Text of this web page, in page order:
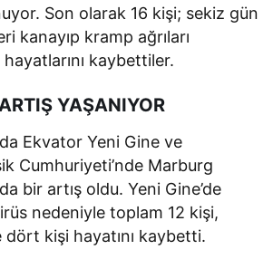
Son olarak 16 kişi; sekiz gün
kanayıp kramp ağrıları
kaybettiler.
YAŞANIYOR
Ekvator Yeni Gine ve
Cumhuriyeti’nde Marburg
bir artış oldu. Yeni Gine’de
nedeniyle toplam 12 kişi,
dört kişi hayatını kaybetti.